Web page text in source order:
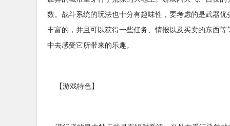
数。战斗系统的玩法也十分有趣味性，要考虑的是武器
丰富的，并且可以获得一些任务、情报以及买卖的东西
中去感受它所带来的乐趣。
【游戏特色】